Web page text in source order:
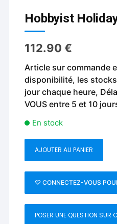
Hobbyist
112.90€
Article sur commande
disponibilité, les
jour chaque heure,
VOUS entre 5 et 10
En stock
quantité
Hobbyist
Holiday
Gift
Bundle
AJOUTER AU PANIER
♡ CONNECTEZ-VOUS
POSER UNE QUESTION SUR